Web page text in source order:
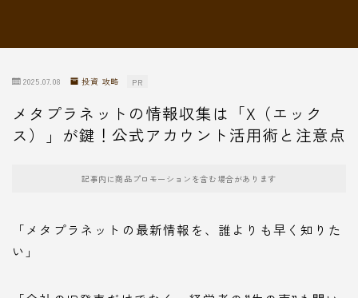
2025.07.08 投資 攻略 PR
メタプラネットの情報収集は「X（エック
ス）」が鍵！公式アカウント活用術と注意点
記事内に商品プロモーションを含む場合があります
「メタプラネットの最新情報を、誰よりも早く知りた
い」